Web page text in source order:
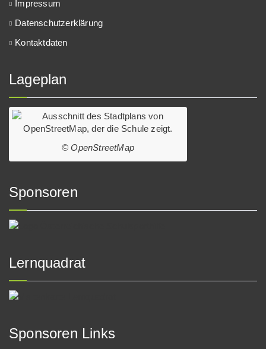
Impressum
Datenschutzerklärung
Kontaktdaten
Lageplan
© OpenStreetMap
Sponsoren
Lernquadrat
Sponsoren Links